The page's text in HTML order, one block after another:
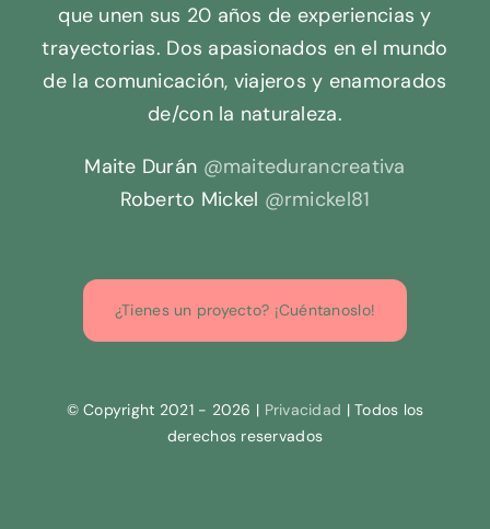
que unen sus 20 años de experiencias y
trayectorias. Dos apasionados en el mundo
de la comunicación, viajeros y enamorados
de/con la naturaleza.
Maite Durán @maitedurancreativa
Roberto Mickel @rmickel81
¿Tienes un proyecto? ¡Cuéntanoslo!
© Copyright 2021 - 2026 | Privacidad | Todos los
derechos reservados